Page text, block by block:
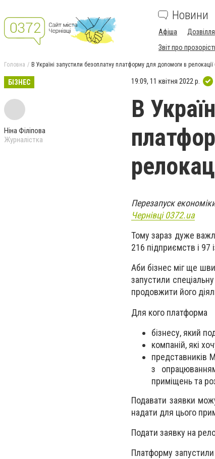
Новини
Афіша Дозвілля
Звіт про
Головна В Україні запустили безоплатну платформу для допомоги в релокації
БІЗНЕС
Ніна Філіпова
Журналістка
19:09, 11 квітня 2022 р.
В
Перезапуск
Чернівці 0372.ua
Тому зараз дуже
216 підприємств і 97
Аби бізнес міг ще
запустили
продовжити його
Для кого платформа
бізнесу, який
компаній, які
представників
з
приміщень та
Подавати заявки
надати для цього
Подати заявку на
Платформу